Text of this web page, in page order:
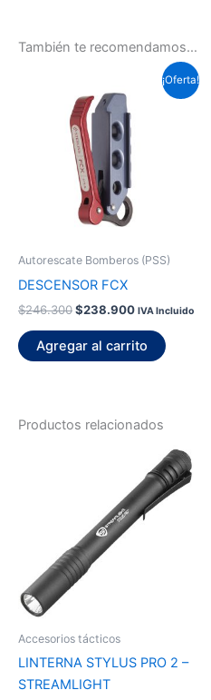
También te recomendamos…
¡Oferta!
Autorescate Bomberos (PSS)
DESCENSOR FCX
$246.300
original
era:
$246.300.
$238.900
precio
IVA Incluido
Agregar al carrito
Productos relacionados
Accesorios tácticos
LINTERNA STYLUS PRO 2 –
STREAMLIGHT